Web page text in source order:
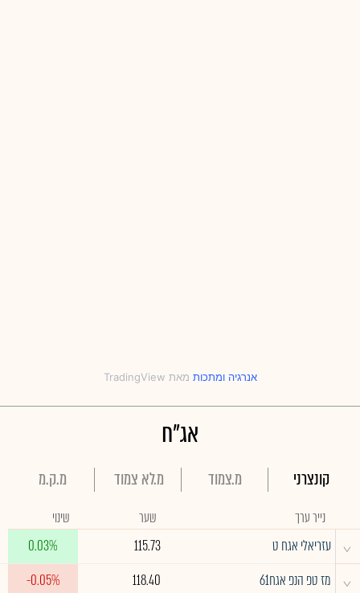
אנרגיה ‎ו‎ מתכות
אג"ח
קונצרני מ.צמוד מ.לא צמוד מ.ק.מ
נייר ערך שער שינוי
^ עזריאלי אגח ט 115.73
0.03%
^ מז טפ הנפ אגח61 118.40
-0.05%